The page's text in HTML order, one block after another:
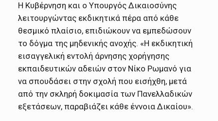
Η Κυβέρνηση και ο Υπουργός Δικαιοσύνης
λειτουργώντας εκδικητικά πέρα από κάθε
θεσμικό πλαίσιο, επιδιώκουν να εμπεδώσουν
το δόγμα της μηδενικής ανοχής. «Η εκδικητική
εισαγγελική εντολή άρνησης χορήγησης
εκπαιδευτικών αδειών στον Νίκο Ρωμανό για
να σπουδάσει στην σχολή που εισήχθη, μετά
από την σκληρή δοκιμασία των Πανελλαδικών
εξετάσεων, παραβιάζει κάθε έννοια Δικαίου».